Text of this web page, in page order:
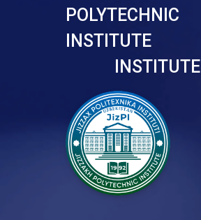
POLYTECHNIC
INSTITUTE
INSTITUTE